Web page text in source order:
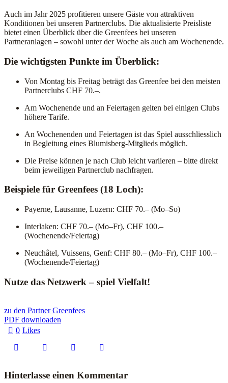
Auch im Jahr 2025 profitieren unsere Gäste von attraktiven
Konditionen bei unseren Partnerclubs. Die aktualisierte Preisliste
bietet einen Überblick überdie Greenfees bei unseren
Partneranlagen – sowohl unterderWoche als auch am Wochenende.
Die wichtigsten Punkte im Überblick:
Von Montag bis Freitag beträgt das Greenfee bei den meisten
Partnerclubs CHF 70.–.
Am Wochenende und an Feiertagen gelten bei einigen Clubs
höhere Tarife.
An Wochenenden und Feiertagen ist das Spiel ausschliesslich
in Begleitung eines Blumisberg-Mitglieds möglich.
Die Preise können je nach Club leicht variieren – bitte direkt
beim jeweiligen Partnerclub nachfragen.
Beispiele für Greenfees (18 Loch):
Payerne, Lausanne, Luzern: CHF 70.– (Mo–So)
Interlaken: CHF 70.– (Mo–Fr), CHF 100.–
(Wochenende/Feiertag)
Neuchâtel, Vuissens, Genf: CHF 80.– (Mo–Fr), CHF 100.–
(Wochenende/Feiertag)
Nutze das Netzwerk – spiel Vielfalt!
zu den Partner Greenfees
PDF downloaden
0 Likes
Hinterlasse einen Kommentar